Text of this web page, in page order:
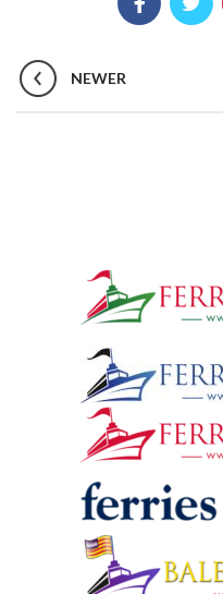
NEWER